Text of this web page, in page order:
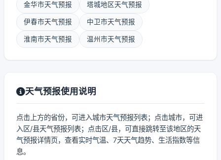
金华市天气预报 塔城地区天气预报
伊春市天气预报 中卫市天气预报
淮南市天气预报 温州市天气预报
天气预报使用说明
点击上方的省份，可进入城市天气预报列表；点击城市，可进
入区/县天气预报列表；点击区/县，可直接跳转至该地区的天
气预报详情页，查看实时气温、7天天气趋势、生活指数等信
息。